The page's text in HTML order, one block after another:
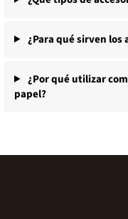
¿Para qué sirven los
¿Por qué utilizar
papel?